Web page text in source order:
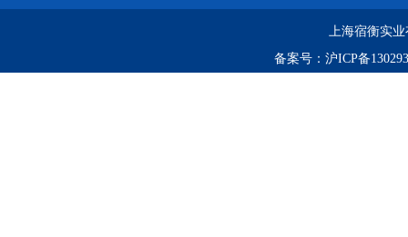
上海宿衡实
备案号： 沪ICP备